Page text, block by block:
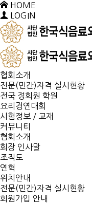
HOME
LOGIN
협회소개
전문(민간)자격 실시현황
전국 정회원 학원
요리경연대회
시험정보 / 교재
커뮤니티
협회소개
회장 인사말
조직도
연혁
위치안내
전문(민간)자격 실시현황
회원가입 안내